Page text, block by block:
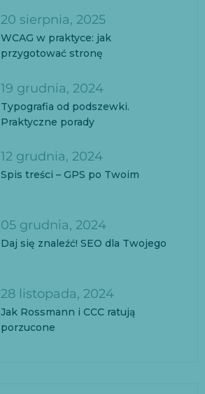
20 sierpnia, 2025
WCAG w praktyce: jak
przygotować stronę
19 grudnia, 2024
Typografia od podszewki.
Praktyczne porady
12 grudnia, 2024
Spis treści – GPS po Twoim
05 grudnia, 2024
Daj się znaleźć! SEO dla Twojego
28 listopada, 2024
Jak Rossmann i CCC ratują
porzucone